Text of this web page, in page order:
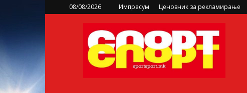
08/08/2026 Импресум Ценовник за рекламирање
sportsport.mk